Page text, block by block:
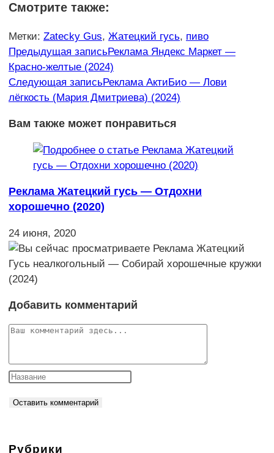
Смотрите также:
Метки: Zatecky Gus, Жатецкий гусь, пиво
Еще
статьи
Предыдущая записьРеклама Яндекс Маркет —
Красно-желтые (2024)
Следующая записьРеклама АктиБио — Лови
лёгкость (Мария Дмитриева) (2024)
Вам также может понравиться
Реклама Жатецкий гусь — Отдохни
хорошечно (2020)
24 июня, 2020
Добавить комментарий
Комментарий
Рубрики